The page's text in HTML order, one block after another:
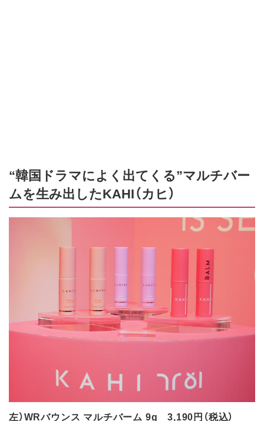
“韓国ドラマによく出てくる”マルチバー
ムを生み出したKAHI（カヒ）
左）WRバウンス マルチバーム 9g 3,190円（税込）